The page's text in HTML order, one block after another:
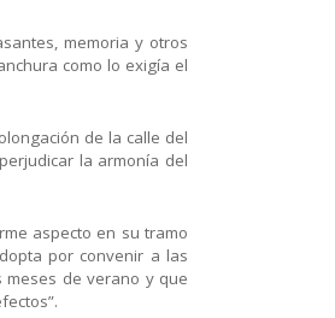
memoria y otros
como lo exigía el
de la calle del
la armonía del
aspecto en su tramo
por convenir a las
de verano y que